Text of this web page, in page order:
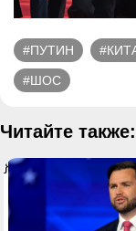
#ПУТИН
#ШОС
Читайте также:
}